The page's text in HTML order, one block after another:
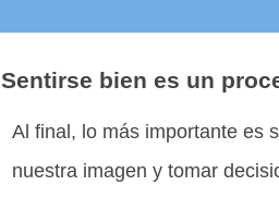
Sentirse bien es un
Al final, lo más importante es
nuestra imagen y tomar